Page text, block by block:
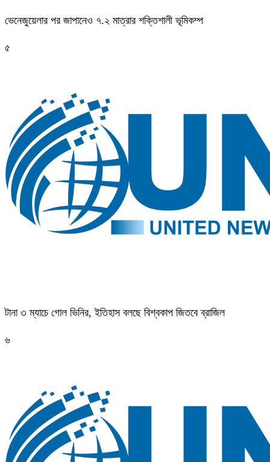
ভেনেজুয়েলার পর জাপানেও ৭.২ মাত্রার শক্তিশালী ভূমিকম্প
৫
টানা ৩ ম্যাচে গোল ভিনির, ইতিহাস বলছে বিশ্বকাপ জিতবে ব্রাজিল
৬